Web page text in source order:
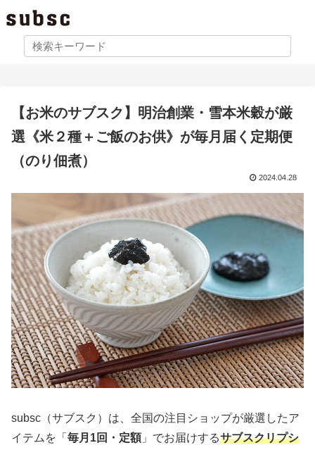
【お米のサブスク】明治創業・雪本米穀が厳
選《米２種＋ご飯のお供》が毎月届く定期便
（のり佃煮）
2024.04.28
subsc（サブスク）は、全国の注目ショップが厳選したア
イテムを「 毎月1回・定額」でお届けするサブスクリプシ